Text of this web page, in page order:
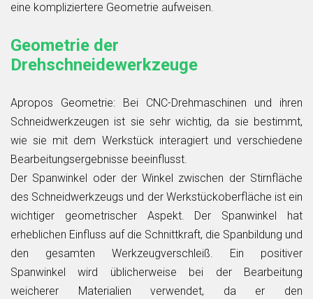
eine kompliziertere Geometrie aufweisen.
Geometrie der
Drehschneidewerkzeuge
Apropos Geometrie: Bei CNC-Drehmaschinen und ihren
Schneidwerkzeugen ist sie sehr wichtig, da sie bestimmt,
wie sie mit dem Werkstück interagiert und verschiedene
Bearbeitungsergebnisse beeinflusst.
Der Spanwinkel oder der Winkel zwischen der Stirnfläche
des Schneidwerkzeugs und der Werkstückoberfläche ist ein
wichtiger geometrischer Aspekt. Der Spanwinkel hat
erheblichen Einfluss auf die Schnittkraft, die Spanbildung und
den gesamten Werkzeugverschleiß. Ein positiver
Spanwinkel wird üblicherweise bei der Bearbeitung
weicherer Materialien verwendet, da er den